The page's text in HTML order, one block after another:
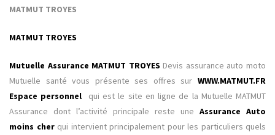
MATMUT TROYES
MATMUT TROYES
Mutuelle Assurance MATMUT TROYES Devis assurance auto moto
Mutuelle santé vous présente ses offres sur WWW.MATMUT.FR
Espace personnel qui est le site en ligne de la Mutuelle MATMUT
Assurance
dont l’activité principale reste une Assurance Auto
moins cherqui intervient principalement pour les particuliers quels